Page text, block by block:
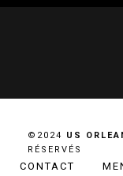
©2024 US
RÉSERVÉS
CONTACT